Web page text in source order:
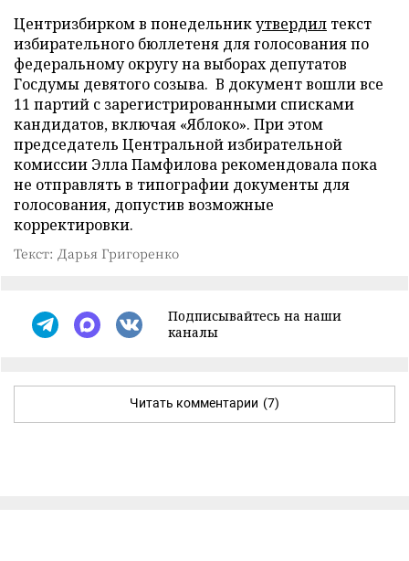
Центризбирком в понедельникутвердил текст
избирательного бюллетеня для голосования по
федеральному округу на выборах депутатов
Госдумы девятого созыва. В документ вошли все
11 партий с зарегистрированными списками
кандидатов, включая «Яблоко». При этом
председатель Центральной избирательной
комиссии Элла Памфилова рекомендовала пока
не отправлять в типографии документы для
голосования, допустив возможные
корректировки.
Текст: Дарья Григоренко
Подписывайтесь на наши
каналы
Читать комментарии (7)